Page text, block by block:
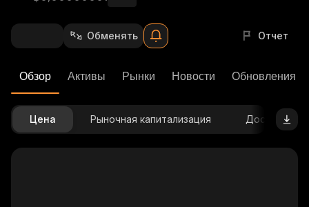
Обменять Отчет
Обзор Активы Рынки Новости Обновления
Цена Рыночная капитализация Доступное